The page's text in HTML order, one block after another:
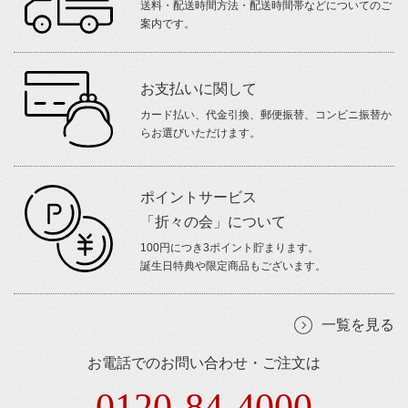
送料・配送時間方法・配送時間帯などについてのご
案内です。
お支払いに関して
カード払い、代金引換、郵便振替、コンビニ振替か
らお選びいただけます。
ポイントサービス
「折々の会」について
100円につき3ポイント貯まります。
誕生日特典や限定商品もございます。
一覧を見る
お電話でのお問い合わせ・ご注文は